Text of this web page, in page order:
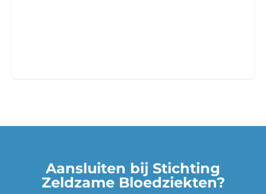
Aansluiten bij Stichting
Zeldzame Bloedziekten?